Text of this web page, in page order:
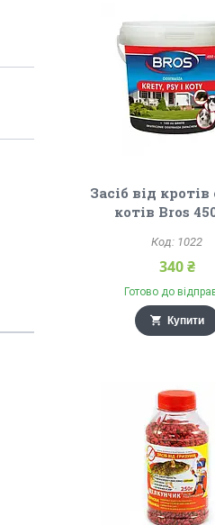
Засіб від кротів
котів Bros
1022
340 ₴
Готово до
Купити